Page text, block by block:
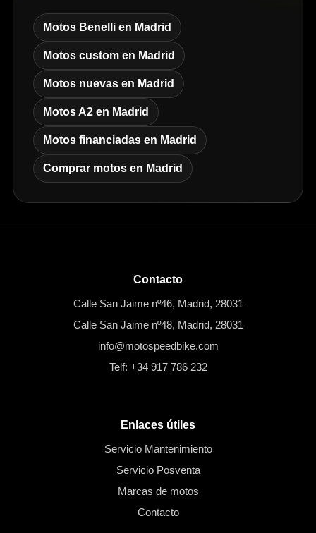
Motos Benelli en Madrid
Motos custom en Madrid
Motos nuevas en Madrid
Motos A2 en Madrid
Motos financiadas en Madrid
Comprar motos en Madrid
Contacto
Calle San Jaime nº46, Madrid, 28031
Calle San Jaime nº48, Madrid, 28031
info@motospeedbike.com
Telf: +34 917 786 232
Enlaces útiles
Servicio Mantenimiento
Servicio Posventa
Marcas de motos
Contacto